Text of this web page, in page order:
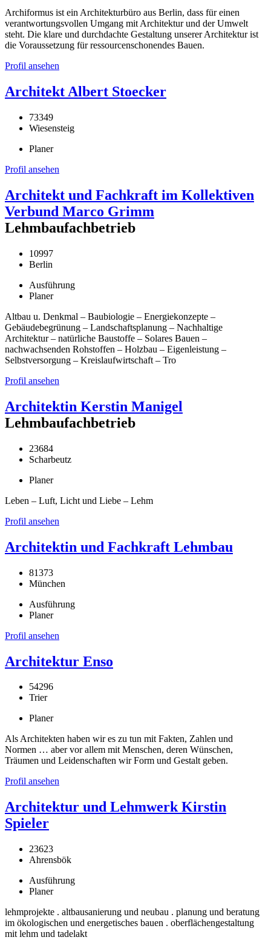
Archiformus ist ein Architekturbüro aus Berlin, dass für einen
verantwortungsvollen Umgang mit Architektur und der Umwelt
steht. Die klare und durchdachte Gestaltung unserer Architektur ist
die Voraussetzung für ressourcenschonendes Bauen.
Profil ansehen
Architekt Albert Stoecker
73349
Wiesensteig
Planer
Profil ansehen
Architekt und Fachkraft im Kollektiven
Verbund Marco Grimm
Lehmbaufachbetrieb
10997
Berlin
Ausführung
Planer
Altbau u. Denkmal – Baubiologie – Energiekonzepte –
Gebäudebegrünung – Landschaftsplanung – Nachhaltige
Architektur – natürliche Baustoffe – Solares Bauen –
nachwachsenden Rohstoffen – Holzbau – Eigenleistung –
Selbstversorgung – Kreislaufwirtschaft – Tro
Profil ansehen
Architektin Kerstin Manigel
Lehmbaufachbetrieb
23684
Scharbeutz
Planer
Leben – Luft, Licht und Liebe – Lehm
Profil ansehen
Architektin und Fachkraft Lehmbau
81373
München
Ausführung
Planer
Profil ansehen
Architektur Enso
54296
Trier
Planer
Als Architekten haben wir es zu tun mit Fakten, Zahlen und
Normen … aber vor allem mit Menschen, deren Wünschen,
Träumen und Leidenschaften wir Form und Gestalt geben.
Profil ansehen
Architektur und Lehmwerk Kirstin
Spieler
23623
Ahrensbök
Ausführung
Planer
lehmprojekte . altbausanierung und neubau . planung und beratung
im ökologischen und energetisches bauen . oberflächengestaltung
mit lehm und tadelakt